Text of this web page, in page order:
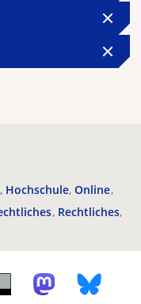
Hochschule Online
Rechtliches